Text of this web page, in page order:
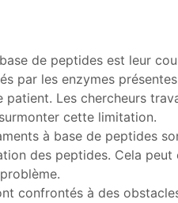
de peptides est leur
par les enzymes
Les chercheurs
cette limitation.
à base de peptides
des peptides. Cela
confrontés à des